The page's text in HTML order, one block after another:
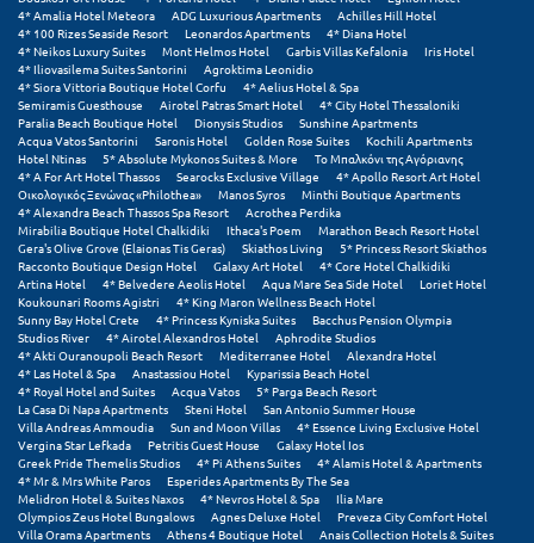
Χαλκιδική
Χανιά
Χερσόνησος
Χερσόνησος Άθως
Χίος
Χράνοι Μεσσηνίας
Ψ
Ψαθόπυργος
4* Amalia Hotel Meteora
ADG Luxurious Apartments
Achilles Hill Hotel
4* 100 Rizes Seaside Resort
Leonardos Apartments
4* Diana Hotel
4* Neikos Luxury Suites
Mont Helmos Hotel Garbis Villas Kefalonia
Iris Hotel
4* Iliovasilema Suites Santorini
Agroktima Leonidio
4* Siora Vittoria Boutique Hotel Corfu
4* Aelius Hotel & Spa
Semiramis Guesthouse
Airotel Patras Smart Hotel
4* City Hotel Thessaloniki
Paralia Beach Boutique Hotel
Dionysis Studios
Sunshine Apartments
Acqua Vatos Santorini
Saronis Hotel Golden Rose Suites
Kochili Apartments
Hotel Ntinas
5* Absolute Mykonos Suites & More
Το Μπαλκόνι της Αγόριανης
4* A For Art Hotel Thassos
Searocks Exclusive Village
4* Apollo Resort Art Hotel
Οικολογικός Ξενώνας «Philothea»
Manos Syros
Minthi Boutique Apartments
4* Alexandra Beach Thassos Spa Resort
Acrothea Perdika
Mirabilia Boutique Hotel Chalkidiki
Ithaca's Poem
Marathon Beach Resort Hotel
Gera's Olive Grove (Elaionas Tis Geras)
Skiathos Living
5* Princess Resort Skiathos
Racconto Boutique Design Hotel
Galaxy Art Hotel
4* Core Hotel Chalkidiki
Artina Hotel
4* Belvedere Aeolis Hotel Aqua Mare Sea Side Hotel
Loriet Hotel
Koukounari Rooms Agistri
4* King Maron Wellness Beach Hotel
Sunny Bay Hotel Crete
4* Princess Kyniska Suites
Bacchus Pension Olympia
Studios River
4* Airotel Alexandros Hotel
Aphrodite Studios
4* Akti Ouranoupoli Beach Resort
Mediterranee Hotel
Alexandra Hotel
4* Las Hotel & Spa
Anastassiou Hotel
Kyparissia Beach Hotel
4* Royal Hotel and Suites
Acqua Vatos
5* Parga Beach Resort
La Casa Di Napa Apartments
Steni Hotel
San Antonio Summer House
Villa Andreas Ammoudia
Sun and Moon Villas
4* Essence Living Exclusive Hotel
Vergina Star Lefkada
Petritis Guest House
Galaxy Hotel Ios
Greek Pride Themelis Studios
4* Pi Athens Suites
4* Alamis Hotel & Apartments
4* Mr & Mrs White Paros
Esperides Apartments By The Sea
Melidron Hotel & Suites Naxos
4* Nevros Hotel & Spa
Ilia Mare
Olympios Zeus Hotel Bungalows
Agnes Deluxe Hotel
Preveza City Comfort Hotel
Villa Orama Apartments
Athens 4 Boutique Hotel
Anais Collection Hotels & Suites